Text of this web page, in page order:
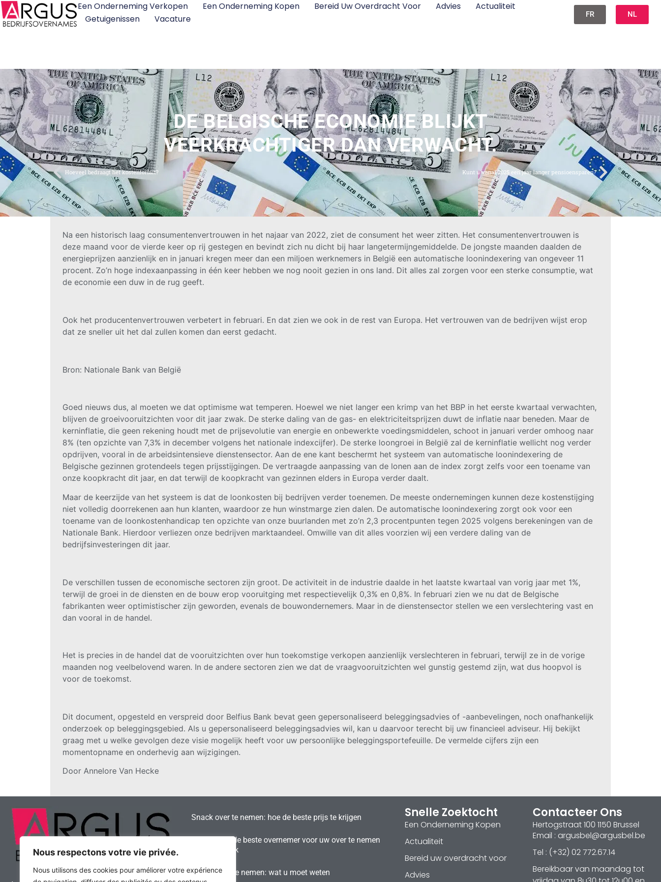
Nous respectons votre vie privée.
Nous utilisons des cookies pour améliorer votre expérience
Een Onderneming Verkopen Een Onderneming Kopen Bereid Uw Overdracht Voor Advies
Actualiteit
Getuigenissen
Vacature FR NL
DE BELGISCHE ECONOMIE BLIJKT
VEERKRACHTIGER DAN VERWACHT.
Hoeveel bedraagt het kostenforfait? Kunt u vanaf 2025 een jaar langer pensioensparen?
Na een historisch laag consumentenvertrouwen in het najaar van 2022, ziet de consument het weer zitten. Het consumentenvertrouwen is
deze maand voor de vierde keer op rij gestegen en bevindt zich nu dicht bij haar langetermijngemiddelde. De jongste maanden daalden de
energieprijzen aanzienlijk en in januari kregen meer dan een miljoen werknemers in België een automatische loonindexering van ongeveer 11
procent. Zo’n hoge indexaanpassing in één keer hebben we nog nooit gezien in ons land. Dit alles zal zorgen voor een sterke consumptie, wat
de economie een duw in de rug geeft.
Ook het producentenvertrouwen verbetert in februari. En dat zien we ook in de rest van Europa. Het vertrouwen van de bedrijven wijst erop
dat ze sneller uit het dal zullen komen dan eerst gedacht.
Bron: Nationale Bank van België
Goed nieuws dus, al moeten we dat optimisme wat temperen. Hoewel we niet langer een krimp van het BBP in het eerste kwartaal verwachten,
blijven de groeivooruitzichten voor dit jaar zwak. De sterke daling van de gas- en elektriciteitsprijzen duwt de inflatie naar beneden. Maar de
kerninflatie, die geen rekening houdt met de prijsevolutie van energie en onbewerkte voedingsmiddelen, schoot in januari verder omhoog naar
8% (ten opzichte van 7,3% in december volgens het nationale indexcijfer). De sterke loongroei in België zal de kerninflatie wellicht nog verder
opdrijven, vooral in de arbeidsintensieve dienstensector. Aan de ene kant beschermt het systeem van automatische loonindexering de
Belgische gezinnen grotendeels tegen prijsstijgingen. De vertraagde aanpassing van de lonen aan de index zorgt zelfs voor een toename van
onze koopkracht dit jaar, en dat terwijl de koopkracht van gezinnen elders in Europa verder daalt.
Maar de keerzijde van het systeem is dat de loonkosten bij bedrijven verder toenemen. De meeste ondernemingen kunnen deze kostenstijging
niet volledig doorrekenen aan hun klanten, waardoor ze hun winstmarge zien dalen. De automatische loonindexering zorgt ook voor een
toename van de loonkostenhandicap ten opzichte van onze buurlanden met zo’n 2,3 procentpunten tegen 2025 volgens berekeningen van de
Nationale Bank. Hierdoor verliezen onze bedrijven marktaandeel. Omwille van dit alles voorzien wij een verdere daling van de
bedrijfsinvesteringen dit jaar.
De verschillen tussen de economische sectoren zijn groot. De activiteit in de industrie daalde in het laatste kwartaal van vorig jaar met 1%,
terwijl de groei in de diensten en de bouw erop vooruitging met respectievelijk 0,3% en 0,8%. In februari zien we nu dat de Belgische
fabrikanten weer optimistischer zijn geworden, evenals de bouwondernemers. Maar in de dienstensector stellen we een verslechtering vast en
dan vooral in de handel.
Het is precies in de handel dat de vooruitzichten over hun toekomstige verkopen aanzienlijk verslechteren in februari, terwijl ze in de vorige
maanden nog veelbelovend waren. In de andere sectoren zien we dat de vraagvooruitzichten wel gunstig gestemd zijn, wat dus hoopvol is
voor de toekomst.
Dit document, opgesteld en verspreid door Belfius Bank bevat geen gepersonaliseerd beleggingsadvies of -aanbevelingen, noch onafhankelijk
onderzoek op beleggingsgebied. Als u gepersonaliseerd beleggingsadvies wil, kan u daarvoor terecht bij uw financieel adviseur. Hij bekijkt
graag met u welke gevolgen deze visie mogelijk heeft voor uw persoonlijke beleggingsportefeuille. De vermelde cijfers zijn een
momentopname en onderhevig aan wijzigingen.
Door Annelore Van Hecke
Snack over te nemen: hoe de beste prijs te krijgen
Hoe vindt u de beste overnemer voor uw over te nemen
Broodjeszaak
Frituur over te nemen: wat u moet weten
Snelle Zoektocht
Een Onderneming Kopen
Actualiteit
Bereid uw overdracht voor
Advies
Contacteer Ons
Hertogstraat 100 1150 Brussel
Email : argusbel@argusbel.be
Tel : (+32) 02 772.67.14
Bereikbaar van maandag tot